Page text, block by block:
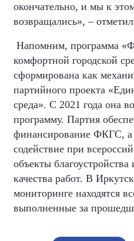
окончательно, и мы к
возвращались», –
Напомним, программа
комфортной городской
сформирована как
партийного проекта
среда». С 2021 года она
программу. Партия
финансирование ФКГС, а
содействие при
объекты
качества работ. В
мониторинге находятся
выполненные за